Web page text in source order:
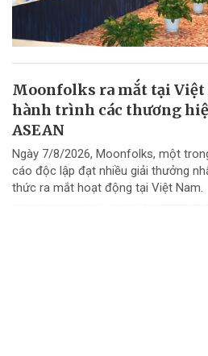
Moonfolks ra mắt tại Việt
hành trình các thương
ASEAN
Ngày 7/8/2026, Moonfolks, một
cáo độc lập đạt nhiều giải thưởng
thức ra mắt hoạt động tại Việt Nam.